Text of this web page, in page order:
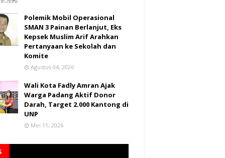
Polemik Mobil Operasional
SMAN 3 Painan Berlanjut, Eks
Kepsek Muslim Arif Arahkan
Pertanyaan ke Sekolah dan
Komite
Agustus 04, 2026
Wali Kota Fadly Amran Ajak
Warga Padang Aktif Donor
Darah, Target 2.000 Kantong di
UNP
Mei 11, 2026